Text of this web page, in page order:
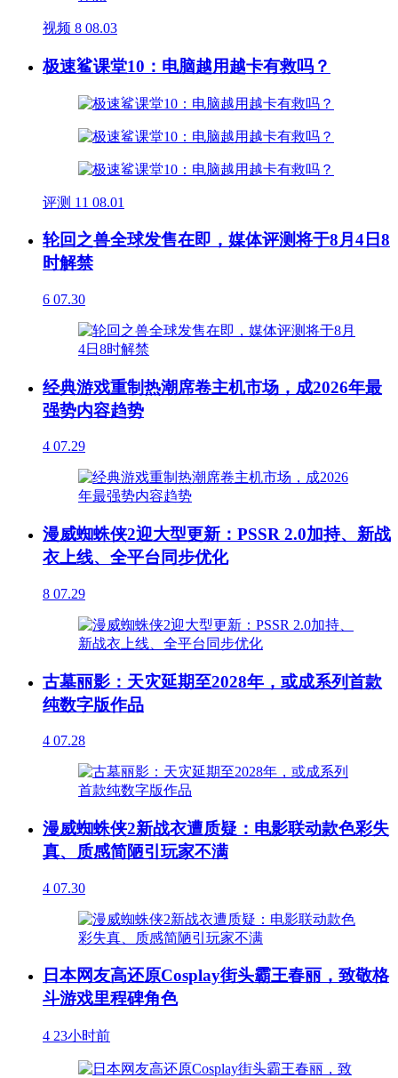
视频 8 08.03
极速鲨课堂10：电脑越用越卡有救吗？
评测 11 08.01
轮回之兽全球发售在即，媒体评测将于8月4日8
时解禁
6 07.30
经典游戏重制热潮席卷主机市场，成2026年最
强势内容趋势
4 07.29
漫威蜘蛛侠2迎大型更新：PSSR 2.0加持、新战
衣上线、全平台同步优化
8 07.29
古墓丽影：天灾延期至2028年，或成系列首款
纯数字版作品
4 07.28
漫威蜘蛛侠2新战衣遭质疑：电影联动款色彩失
真、质感简陋引玩家不满
4 07.30
日本网友高还原Cosplay街头霸王春丽，致敬格
斗游戏里程碑角色
4 23小时前